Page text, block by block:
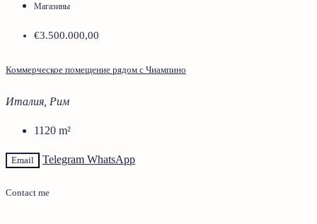
Магазины
€3.500.000,00
Коммерческое помещение рядом с Чиампино
Италия, Рим
1120 m²
Email Telegram WhatsApp
Contact me